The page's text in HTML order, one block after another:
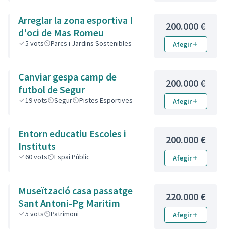
Arreglar la zona esportiva I
d'oci de Mas Romeu
5 vots Parcs i Jardins Sostenibles
200.000 €
Afegir
Canviar gespa camp de
futbol de Segur
19vots Segur Pistes Esportives
200.000 €
Afegir
Entorn educatiu Escoles i
Instituts
60vots Espai Públic
200.000 €
Afegir
Museïtzació casa passatge
Sant Antoni-Pg Maritim
5 vots Patrimoni
220.000 €
Afegir